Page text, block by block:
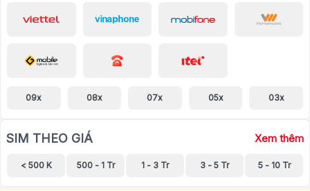
09x 08x 07x 05x 03x
SIM THEO GIÁ Xem thêm
< 500 K 500 - 1 Tr 1 - 3 Tr 3 - 5 Tr 5 - 10 Tr